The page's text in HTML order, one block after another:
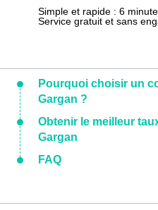
Simple et rapide : 6
Service gratuit et sans
Pourquoi choisir un
Gargan ?
Obtenir le meilleur
Gargan
FAQ